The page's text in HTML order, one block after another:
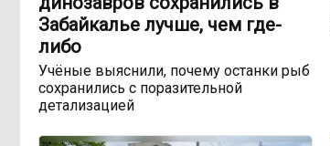
Забайкалье лучше, чем где-
либо
Учёные выяснили, почему останки рыб
сохранились с поразительной
детализацией